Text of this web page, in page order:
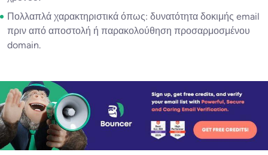
Πολλαπλά χαρακτηριστικά όπως: δυνατότητα δοκιμής email
πριν από αποστολή ή παρακολούθηση προσαρμοσμένου
domain.